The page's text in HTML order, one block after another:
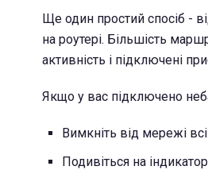
Ще один простий спосіб -
на роутері. Більшість
активність і підключені
Якщо у вас підключено
Вимкніть від мережі
Подивіться на